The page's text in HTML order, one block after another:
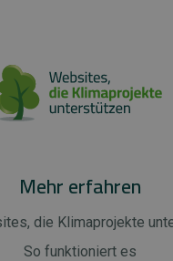
Mehr erfahren
die Klimaprojekte
So funktioniert es